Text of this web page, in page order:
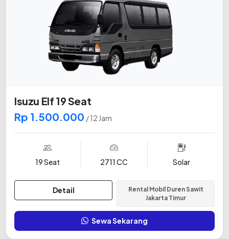
Isuzu Elf 19 Seat
Rp 1.500.000 / 12 Jam
19 Seat 2711 CC Solar
Detail
Rental Mobil Duren Sawit
Jakarta Timur
Sewa Sekarang